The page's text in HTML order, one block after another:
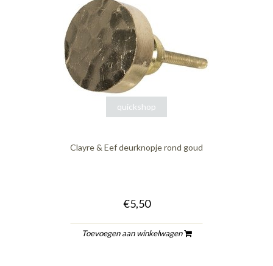
quickshop
Clayre & Eef deurknopje rond goud
€5,50
Toevoegen aan winkelwagen